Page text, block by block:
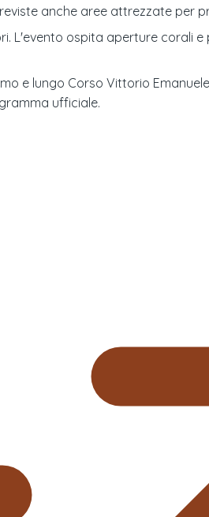
anche aree attrezzate per
L'evento ospita aperture corali
e lungo Corso Vittorio
ufficiale.